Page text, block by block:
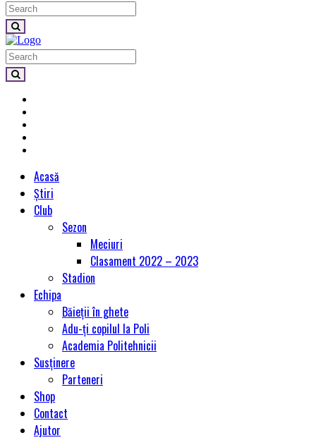
Acasă
Știri
Club
Sezon
Meciuri
Clasament 2022 – 2023
Stadion
Echipa
Băieții în ghete
Adu-ți copilul la Poli
Academia Politehnicii
Susținere
Parteneri
Shop
Contact
Ajutor